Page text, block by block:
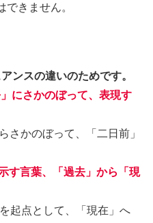
きません。
ンスの違いのためです。
にさかのぼって、表現す
さかのぼって、「二日前」
す言葉、「過去」から「現
起点として、「現在」へ